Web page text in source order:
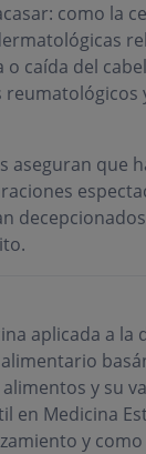
como la
o caída del
aseguran que
aplicada a la
y su
en Medicina
y como